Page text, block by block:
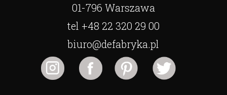
01-796 Warszawa
tel +48 22 320 29 00
biuro@defabryka.pl